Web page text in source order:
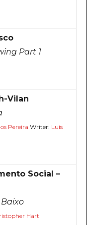
Part 1
Vilan
Pereira Writer: Luis
Social –
Hart